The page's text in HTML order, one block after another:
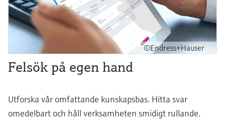
©Endress+Hauser
Felsök på egen hand
Utforska vår omfattande kunskapsbas. Hitta svar
omedelbart och håll verksamheten smidigt rullande.